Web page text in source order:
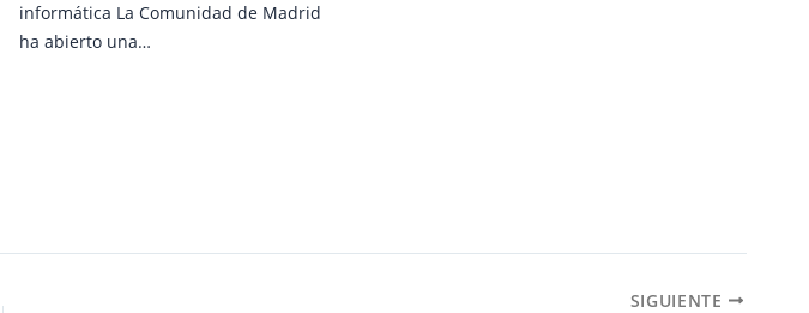
informática La Comunidad de Madrid
ha abierto una…
SIGUIENTE